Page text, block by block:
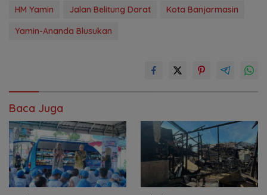
HM Yamin Jalan Belitung Darat
Kota Banjarmasin
Yamin-Ananda Blusukan
Baca Juga